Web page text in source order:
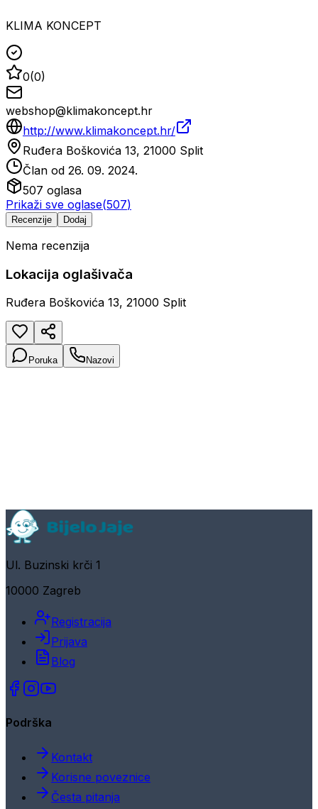
KLIMA KONCEPT
0(0)
webshop@klimakoncept.hr
http://www.klimakoncept.hr/
Ruđera Boškovića 13, 21000 Split
Član od 26. 09. 2024.
507 oglasa
Prikaži sve oglase(507)
Recenzije Dodaj
Nema recenzija
Lokacija oglašivača
Ruđera Boškovića 13, 21000 Split
Poruka Nazovi
Ul. Buzinski krči 1
10000 Zagreb
Registracija
Prijava
Blog
Podrška
Kontakt
Korisne poveznice
Česta pitanja